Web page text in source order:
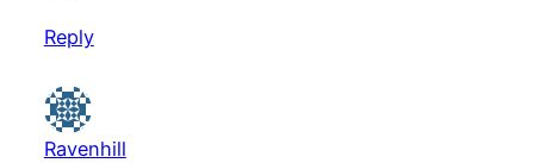
Reply
Ravenhill